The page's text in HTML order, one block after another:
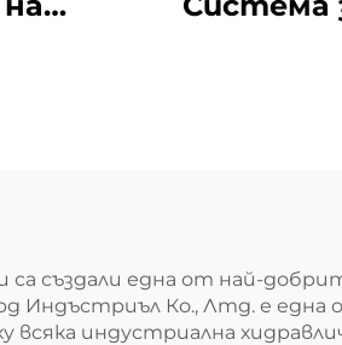
създали една от най-
Индъстриъл Ко., Лтд. е една
индустриална